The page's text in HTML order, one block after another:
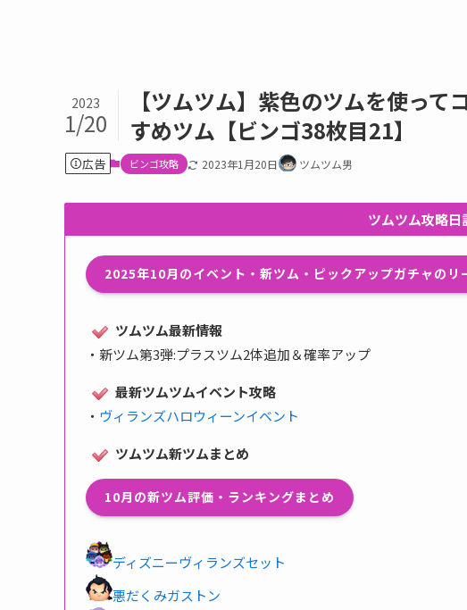
【ツムツム】紫色のツムを使っ
すめツム【ビンゴ38枚目21】
2023
1/20
広告 ビンゴ攻略 2023年1月20日 ツムツム男
ツムツム攻略日
2025年10月のイベント・新ツム・ピックアップガチャのリ
ツムツム最新情報
・ 新ツム第3弾:プラスツム2体追加＆確率アップ
最新ツムツムイベント攻略
・ ヴィランズハロウィーンイベント
ツムツム新ツムまとめ
10月の新ツム評価・ランキングまとめ
ディズニーヴィランズセット
悪だくみガストン